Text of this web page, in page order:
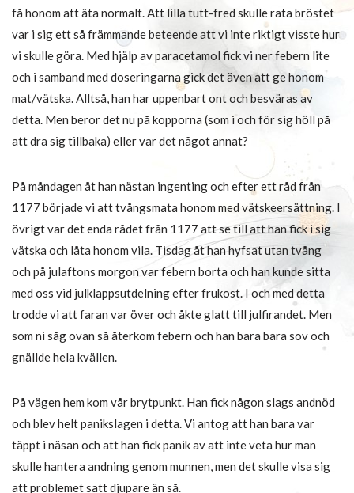
få honom att äta normalt. Att lilla tutt-fred skulle rata bröstet
var i sig ett så främmande beteende att vi inte riktigt visste hur
vi skulle göra. Med hjälp av paracetamol fick vi ner febern lite
och i samband med doseringarna gick det även att ge honom
mat/vätska. Alltså, han har uppenbart ont och besväras av
detta. Men beror det nu på kopporna (som i och för sig höll på
att dra sig tillbaka) eller var det något annat?
På måndagen åt han nästan ingenting och efter ett råd från
1177 började vi att tvångsmata honom med vätskeersättning. I
övrigt var det enda rådet från 1177 att se till att han fick i sig
vätska och låta honom vila. Tisdag åt han hyfsat utan tvång
och på julaftons morgon var febern borta och han kunde sitta
med oss vid julklappsutdelning efter frukost. I och med detta
trodde vi att faran var över och åkte glatt till julfirandet. Men
som ni såg ovan så återkom febern och han bara bara sov och
gnällde hela kvällen.
På vägen hem kom vår brytpunkt. Han fick någon slags andnöd
och blev helt panikslagen i detta. Vi antog att han bara var
täppt i näsan och att han fick panik av att inte veta hur man
skulle hantera andning genom munnen, men det skulle visa sig
att problemet satt djupare än så.